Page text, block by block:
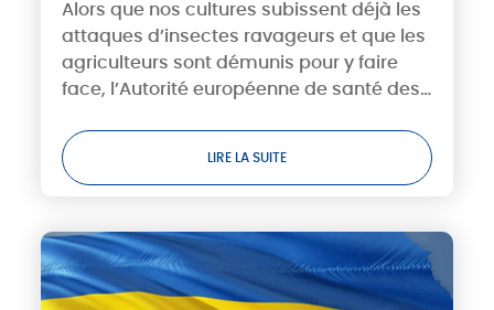
aliments valide l’acétamipride,
toujours interdite en France
Alors que nos cultures subissent déjà les
attaques d’insectes ravageurs et que les
agriculteurs sont démunis pour y faire
face, l’Autorité européenne de santé des
sur l’acétamipride, substance active...
LIRE LA SUITE